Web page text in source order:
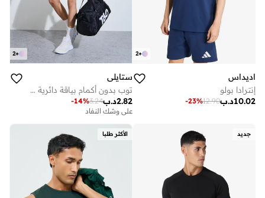
+
2
اديداس
إنترادا بولو
د.ب10.02
12.90
-23%
+
2
ستايلي
توب بدون أكمام بياقة دائرية وفتحات جانبية وشبك للرجال
د.ب2.82
3.24
-14%
على وشك النفاد
جديد الأكثر طلبا